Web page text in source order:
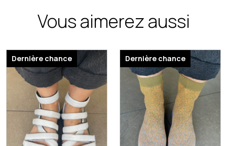
Vous aimerez aussi
Dernière chance Dernière chance